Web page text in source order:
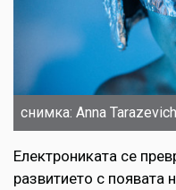
снимка: Anna
Електрониката се
развитието с появата